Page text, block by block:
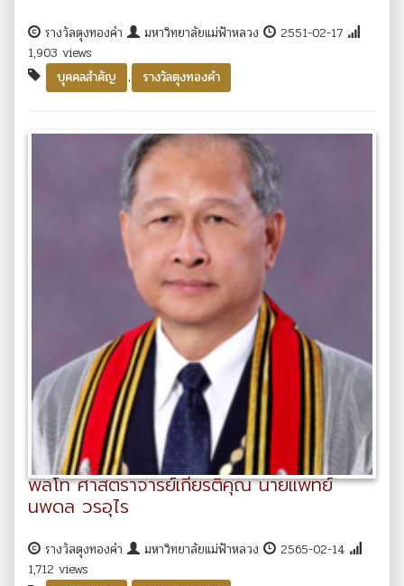
รางวัลตุงทองคำ มหาวิทยาลัยแม่ฟ้าหลวง
2551-02-17
1,903 views
บุคคลสำคัญ
, รางวัลตุงทองคำ
พลโท ศาสตราจารย์เกียรติคุณ นายแพทย์
นพดล วรอุไร
รางวัลตุงทองคำ มหาวิทยาลัยแม่ฟ้าหลวง
2565-02-14
1,712 views